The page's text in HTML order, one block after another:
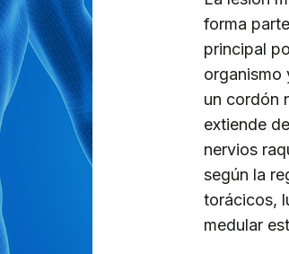
forma
principal
organismo
un cordón
extiende
nervios
según la
torácicos,
medular